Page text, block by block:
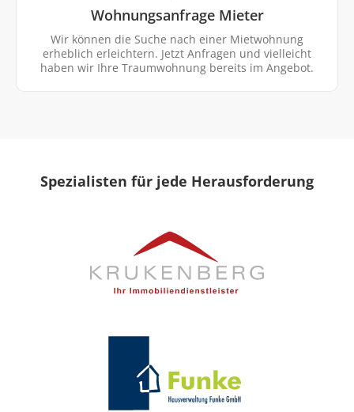
Wohnungsanfrage Mieter
Wir können die Suche nach einer Mietwohnung
erheblich erleichtern. Jetzt Anfragen und vielleicht
haben wir Ihre Traumwohnung bereits im Angebot.
Spezialisten für jede Herausforderung